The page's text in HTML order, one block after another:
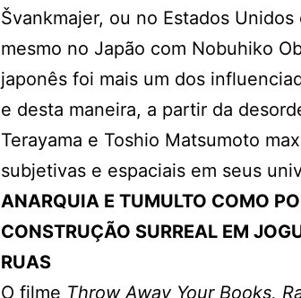
Švankmajer, ou no Estados
mesmo no Japão com Nobuhiko
japonês foi mais um dos
e desta maneira, a partir da
Terayama e Toshio Matsumoto
subjetivas e espaciais em seus
ANARQUIA E TUMULTO COMO
CONSTRUÇÃO SURREAL EM
RUAS
O filme Throw Away Your Books,